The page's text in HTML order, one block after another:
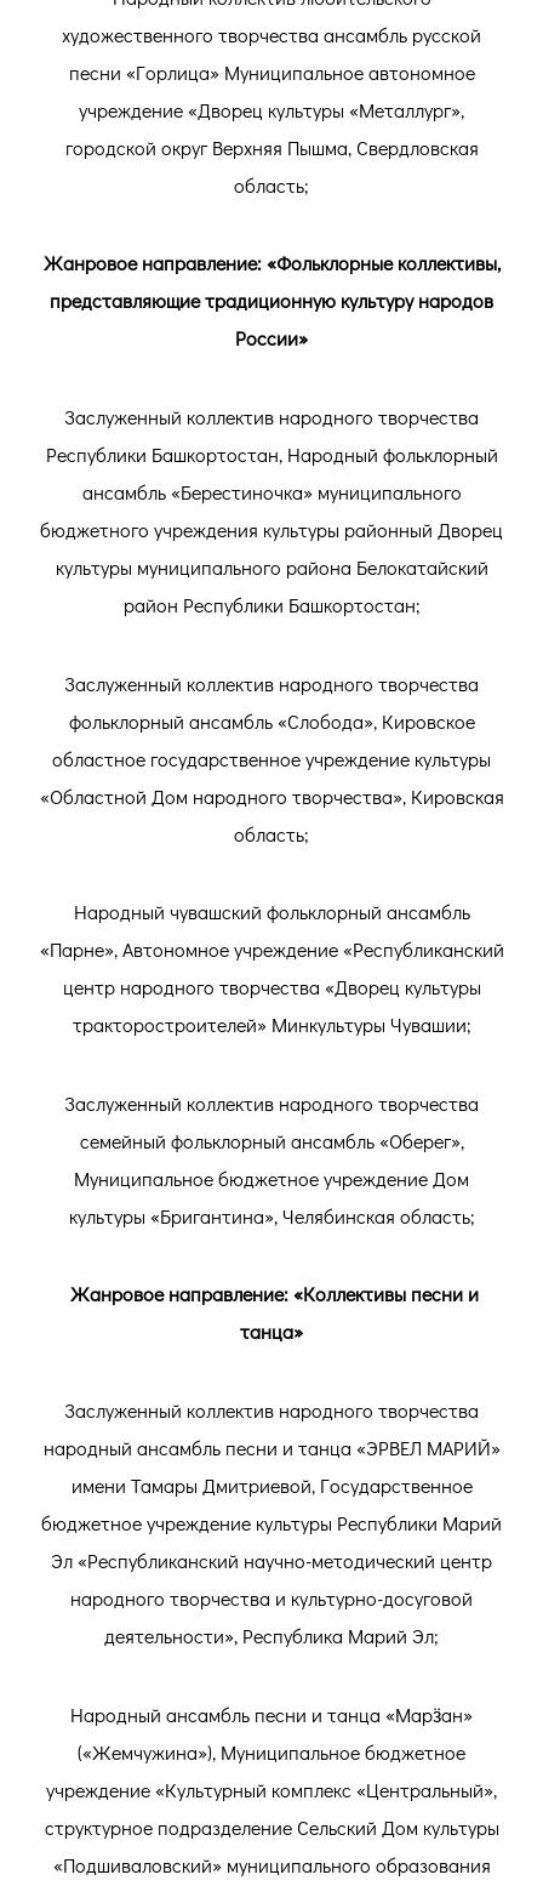
художественного творчества ансамбль русской
песни «Горлица» Муниципальное автономное
учреждение «Дворец культуры «Металлург»,
городской округ Верхняя Пышма, Свердловская
область;
Жанровое направление: «Фольклорные коллективы,
представляющие традиционную культуру народов
России»
Заслуженный коллектив народного творчества
Республики Башкортостан, Народный фольклорный
ансамбль «Берестиночка» муниципального
бюджетного учреждения культуры районный Дворец
культуры муниципального района Белокатайский
район Республики Башкортостан;
Заслуженный коллектив народного творчества
фольклорный ансамбль «Слобода», Кировское
областное государственное учреждение культуры
«Областной Дом народного творчества», Кировская
область;
Народный чувашский фольклорный ансамбль
«Парне», Автономное учреждение «Республиканский
центр народного творчества «Дворец культуры
тракторостроителей» Минкультуры Чувашии;
Заслуженный коллектив народного творчества
семейный фольклорный ансамбль «Оберег»,
Муниципальное бюджетное учреждение Дом
культуры «Бригантина», Челябинская область;
Жанровое направление: «Коллективы песни и
танца»
Заслуженный коллектив народного творчества
народный ансамбль песни и танца «ЭРВЕЛ МАРИЙ»
имени Тамары Дмитриевой, Государственное
бюджетное учреждение культуры Республики Марий
Эл «Республиканский научно-методический центр
народного творчества и культурно-досуговой
деятельности», Республика Марий Эл;
Народный ансамбль песни и танца «Марӟан»
(«Жемчужина»), Муниципальное бюджетное
учреждение «Культурный комплекс «Центральный»,
структурное подразделение Сельский Дом культуры
«Подшиваловский» муниципального образования